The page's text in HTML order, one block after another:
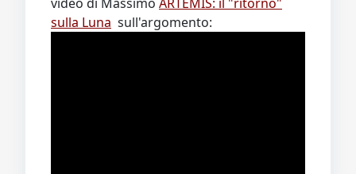
sulla Luna sull'argomento: